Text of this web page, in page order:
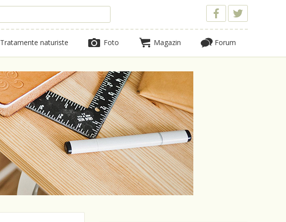
Tratamente naturiste Foto Magazin Forum